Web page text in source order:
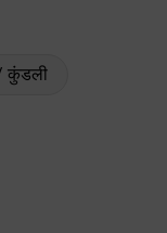
कुंडली